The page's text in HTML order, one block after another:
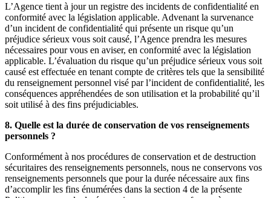
L’Agence tient à jour un registre des incidents de confidentialité en
conformité avec la législation applicable. Advenant la survenance
d’un incident de confidentialité qui présente un risque qu’un
préjudice sérieux vous soit causé, l’Agence prendra les mesures
nécessaires pour vous en aviser, en conformité avec la législation
applicable. L’évaluation du risque qu’un préjudice sérieux vous soit
causé est effectuée en tenant compte de critères tels que la sensibilité
du renseignement personnel visé par l’incident de confidentialité, les
conséquences appréhendées de son utilisation et la probabilité qu’il
soit utilisé à des fins préjudiciables.
8. Quelle est la durée de conservation de vos renseignements
personnels ?
Conformément à nos procédures de conservation et de destruction
sécuritaires des renseignements personnels, nous ne conservons vos
renseignements personnels que pour la durée nécessaire aux fins
d’accomplir les fins énumérées dans la section 4 de la présente